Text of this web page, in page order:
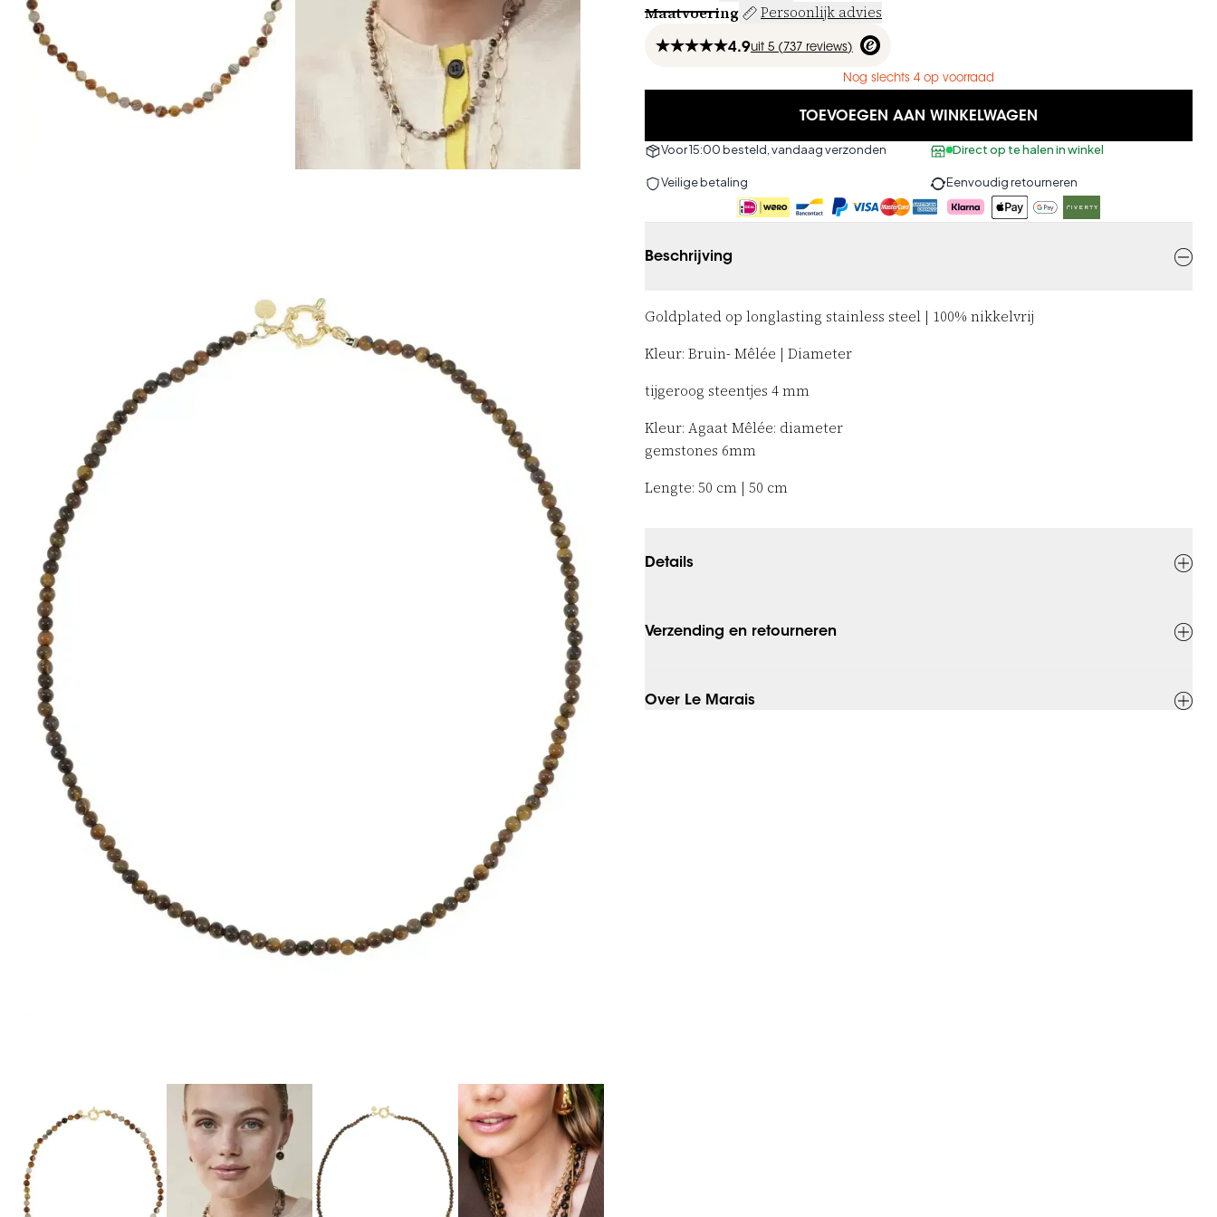
Maatvoering Persoonlijk advies
4.9uit 5 (737 reviews)
Nog slechts 4 op voorraad
TOEVOEGEN AAN WINKELWAGEN
Voor 15:00 besteld, vandaag verzonden Direct op te halen in winkel
Veilige betaling Eenvoudig retourneren
Beschrijving
Goldplated op longlasting stainless steel | 100% nikkelvrij
Kleur: Bruin-Mêlée | Diameter
tijgeroog steentjes 4 mm
Kleur: AgaatMêlée: diameter
gemstones 6mm
Lengte: 50 cm | 50 cm
Details
Verzending en retourneren
Over Le Marais